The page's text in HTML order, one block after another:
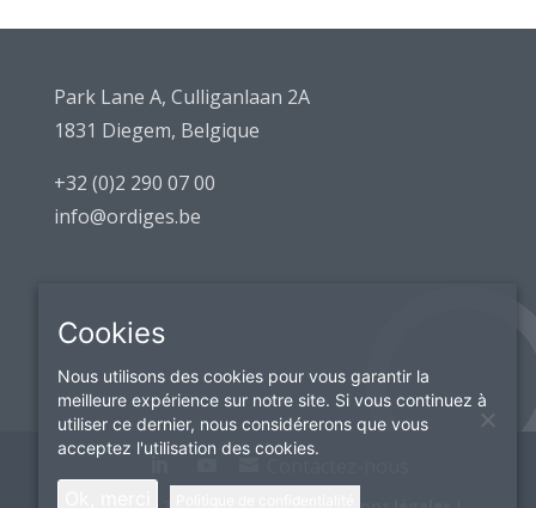
Park Lane A, Culliganlaan 2A
1831 Diegem, Belgique
+32 (0)2 290 07 00
info@ordiges.be
Cookies
Nous utilisons des cookies pour vous garantir la
meilleure expérience sur notre site. Si vous continuez à
utiliser ce dernier, nous considérerons que vous
acceptez l'utilisation des cookies.